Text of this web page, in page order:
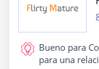
Bueno para
para una